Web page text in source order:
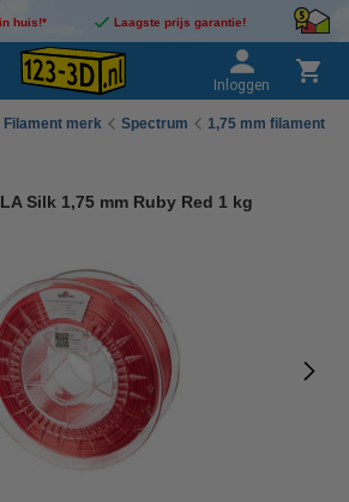
huis!* Laagste prijs garantie!
Inloggen
Filament merk Spectrum
1,75 mm filament
Silk 1,75 mm Ruby Red 1 kg